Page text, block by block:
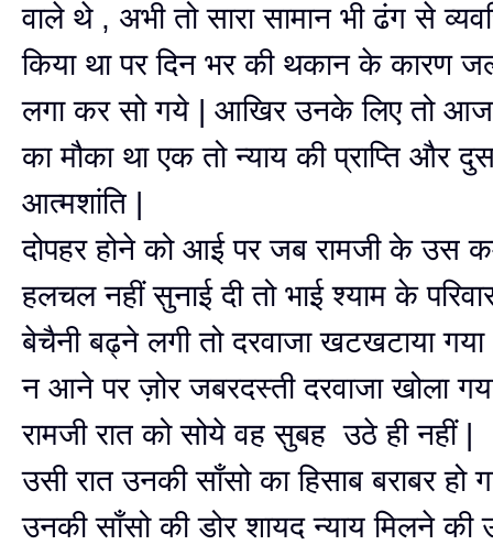
वाले थे , अभी तो सारा सामान भी ढंग से
किया था पर दिन भर की थकान के कारण
लगा कर सो गये | आखिर उनके लिए तो आज
का मौका था एक तो न्याय की प्राप्ति और
आत्मशांति |
दोपहर होने को आई पर जब रामजी के उस
हलचल नहीं सुनाई दी तो भाई श्याम के
बेचैनी बढ्ने लगी तो दरवाजा खटखटाया
न आने पर ज़ोर जबरदस्ती दरवाजा खोला गया
रामजी रात को सोये वह सुबह उठे ही नहीं |
उसी रात उनकी साँसो का हिसाब बराबर हो
उनकी साँसो की डोर शायद न्याय मिलने की